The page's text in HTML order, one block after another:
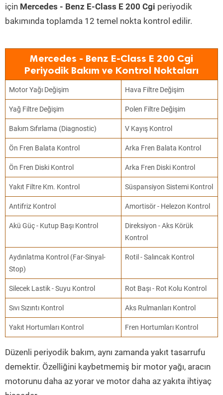
için Mercedes - Benz E-Class E 200 Cgi periyodik
bakımında toplamda 12 temel nokta kontrol edilir.
Mercedes - Benz E-Class E 200 Cgi
Periyodik Bakım ve Kontrol Noktaları
Motor Yağı Değişim Hava Filtre Değişim
Yağ Filtre Değişim Polen Filtre Değişim
Bakım Sıfırlama (Diagnostic) V Kayış Kontrol
Ön Fren Balata Kontrol Arka Fren Balata Kontrol
Ön Fren Diski Kontrol Arka Fren Diski Kontrol
Yakıt Filtre Km. Kontrol Süspansiyon Sistemi Kontrol
Antifriz Kontrol Amortisör - Helezon Kontrol
Akü Güç - Kutup Başı Kontrol
Direksiyon - Aks Körük
Kontrol
Aydınlatma Kontrol (Far-Sinyal-
Stop)
Rotil - Salıncak Kontrol
Silecek Lastik - Suyu Kontrol Rot Başı - Rot Kolu Kontrol
Sıvı Sızıntı Kontrol Aks Rulmanları Kontrol
Yakıt Hortumları Kontrol Fren Hortumları Kontrol
Düzenli periyodik bakım, aynı zamanda yakıt tasarrufu
demektir. Özelliğini kaybetmemiş bir motor yağı, aracın
motorunu daha az yorar ve motor daha az yakıta ihtiyaç